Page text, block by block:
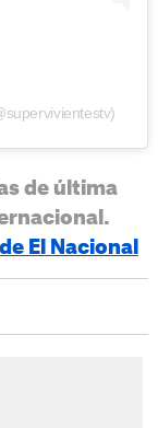
de última
El Nacional